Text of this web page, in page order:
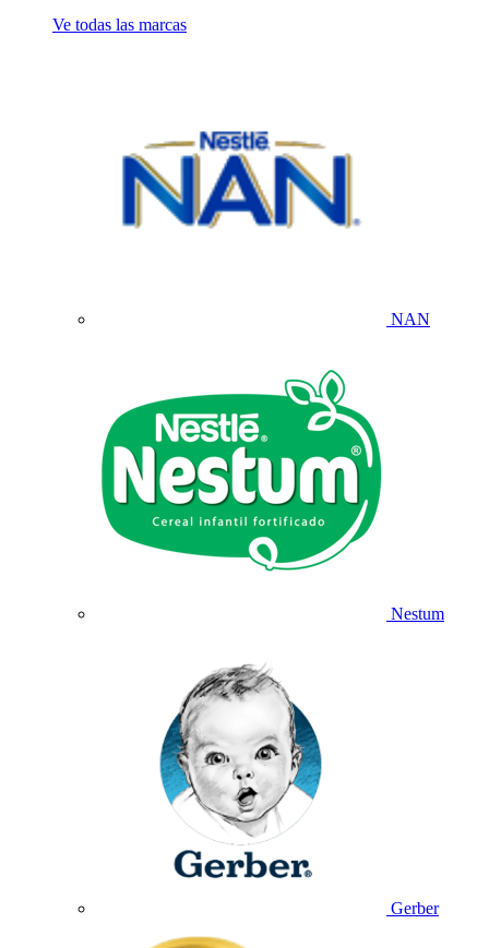
Ve todas las marcas
NAN
Nestum
Gerber